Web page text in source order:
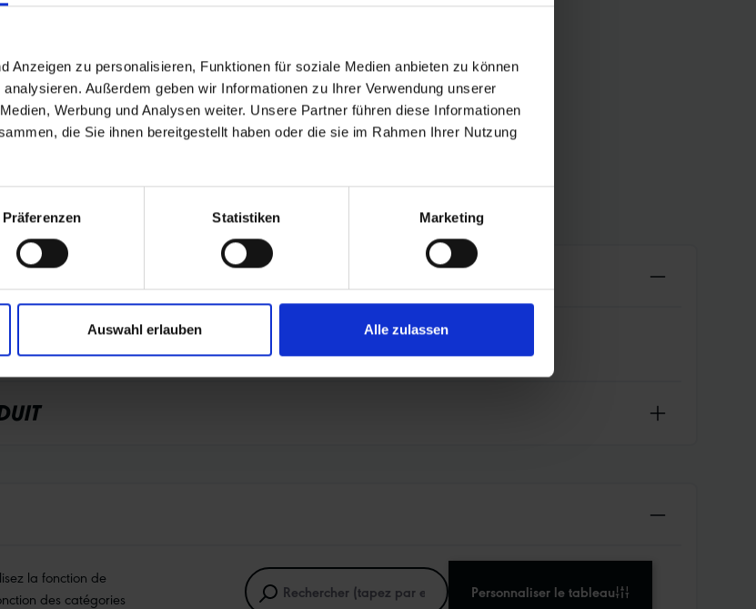
Anzeigen zu personalisieren, Funktionen für soziale Medien anbieten zu können
Außerdem geben wir Informationen zu Ihrer Verwendung unserer
Werbung und Analysen weiter. Unsere Partner führen diese Informationen
die Sie ihnen bereitgestellt haben oder die sie im Rahmen Ihrer Nutzung
Präferenzen Statistiken Marketing
Auswahl erlauben Alle zulassen
la fonction de
des catégories
Personnaliser le tableau